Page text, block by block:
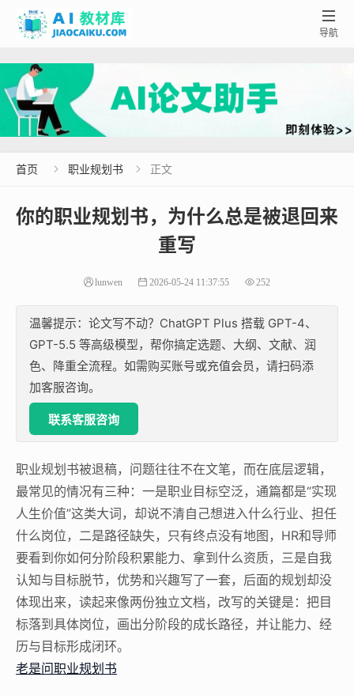

导航
首页  职业规划书  正文
你的职业规划书，为什么总是被退回来
重写
lunwen 2026-05-24 11:37:55 252
温馨提示：论文写不动？ChatGPT Plus 搭载 GPT-4、
GPT-5.5 等高级模型，帮你搞定选题、大纲、文献、润
色、降重全流程。如需购买账号或充值会员，请扫码添
加客服咨询。
联系客服咨询
职业规划书被退稿，问题往往不在文笔，而在底层逻辑，
最常见的情况有三种：一是职业目标空泛，通篇都是“实现
人生价值”这类大词，却说不清自己想进入什么行业、担任
什么岗位，二是路径缺失，只有终点没有地图，HR和导师
要看到你如何分阶段积累能力、拿到什么资质，三是自我
认知与目标脱节，优势和兴趣写了一套，后面的规划却没
体现出来，读起来像两份独立文档，改写的关键是：把目
标落到具体岗位，画出分阶段的成长路径，并让能力、经
历与目标形成闭环。
老是问职业规划书